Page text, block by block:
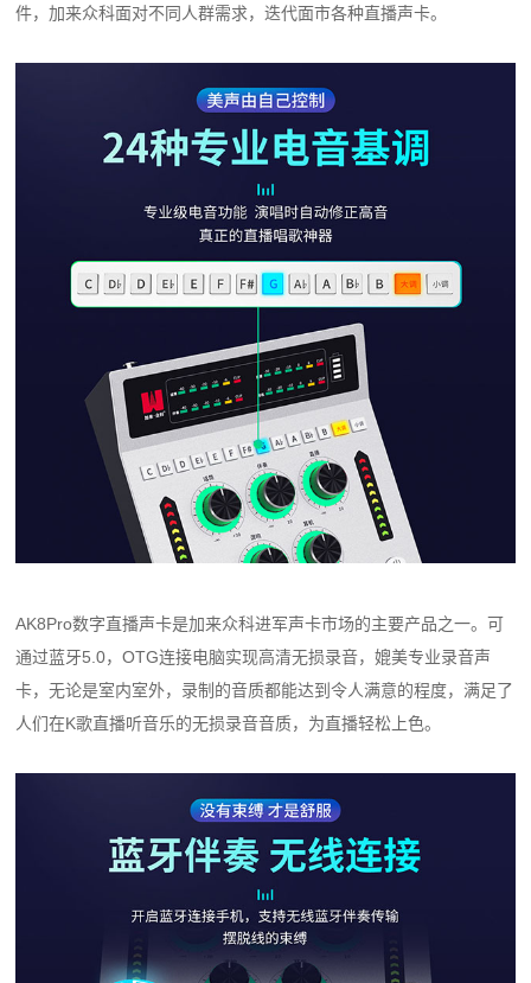
件，加来众科面对不同人群需求，迭代面市各种直播声卡。
AK8Pro数字直播声卡是加来众科进军声卡市场的主要产品之一。可
通过蓝牙5.0，OTG连接电脑实现高清无损录音，媲美专业录音声
卡，无论是室内室外，录制的音质都能达到令人满意的程度，满足了
人们在K歌直播听音乐的无损录音音质，为直播轻松上色。